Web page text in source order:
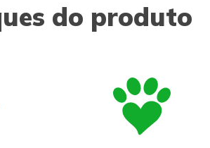
do produto